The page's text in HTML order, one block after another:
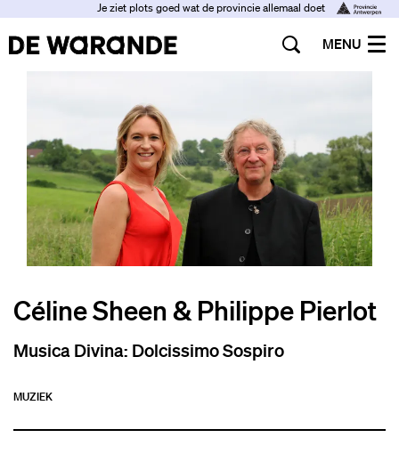
Je ziet plots goed wat de provincie allemaal doet
MENU
Céline Sheen & Philippe Pierlot
Musica Divina: Dolcissimo Sospiro
MUZIEK